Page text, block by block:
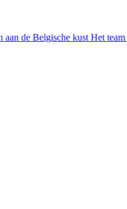
de Belgische kust Het team